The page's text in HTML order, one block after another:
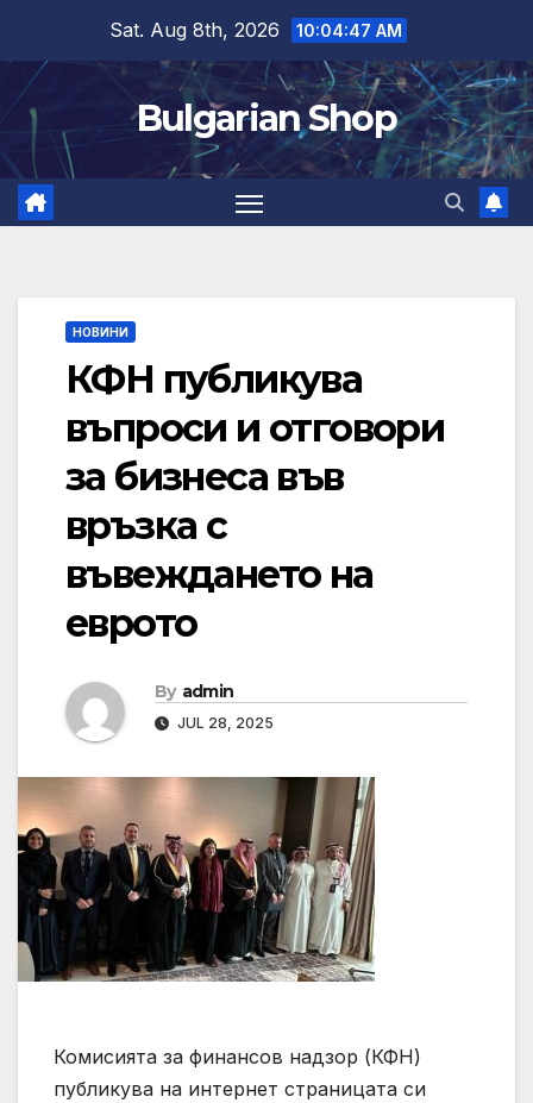
content
Sat. Aug 8th, 2026 10:04:48 AM
Bulgarian Shop
НОВИНИ
КФН публикува
въпроси и отговори
за бизнеса във
връзка с
въвеждането на
еврото
By admin
JUL 28, 2025
Комисията за финансов надзор (КФН)
публикува на интернет страницата си